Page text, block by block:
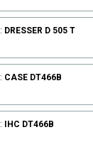
DRESSER D 505 T
CASE DT466B
IHC DT466B